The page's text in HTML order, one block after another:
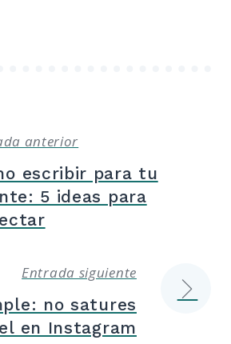
anterior
escribir para tu
5 ideas para
Entrada siguiente
no satures
en Instagram